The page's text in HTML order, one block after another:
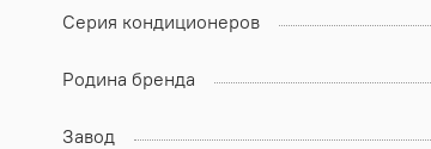
Серия кондиционеров
Родина бренда
Завод